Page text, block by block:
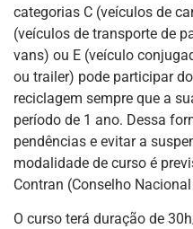
categorias C (veículos de
(veículos de transporte de
vans) ou E (veículo
ou trailer) pode participar
reciclagem sempre que a
período de 1 ano. Dessa
pendências e evitar a
modalidade de curso é
Contran (Conselho
O curso terá duração de